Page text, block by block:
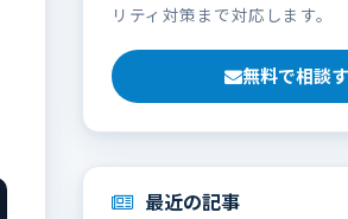
リティ対策まで対応します。
無料で相談
最近の記事